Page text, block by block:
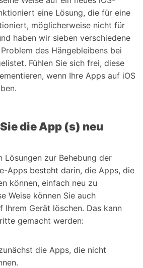
eine Lösung, die für eine
möglicherweise nicht für
haben wir sieben verschiedene
des Hängebleibens bei
Fühlen Sie sich frei, diese
wenn Ihre Apps auf iOS
die App (s) neu
Lösungen zur Behebung der
Apps besteht darin, die Apps, die
können, einfach neu zu
Weise können Sie auch
Ihrem Gerät löschen. Das kann
gemacht werden:
die Apps, die nicht